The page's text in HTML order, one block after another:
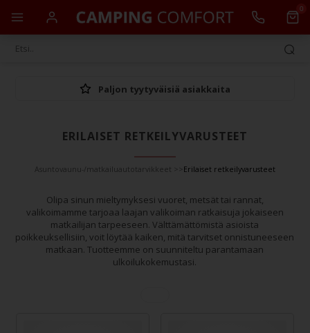
0
Paljon tyytyväisiä asiakkaita
ERILAISET RETKEILYVARUSTEET
Asuntovaunu-/matkailuautotarvikkeet Erilaiset retkeilyvarusteet
Olipa sinun mieltymyksesi vuoret, metsät tai rannat,
valikoimamme tarjoaa laajan valikoiman ratkaisuja jokaiseen
matkailijan tarpeeseen. Välttämättömistä asioista
poikkeuksellisiin, voit löytää kaiken, mitä tarvitset onnistuneeseen
matkaan. Tuotteemme on suunniteltu parantamaan
ulkoilukokemustasi.